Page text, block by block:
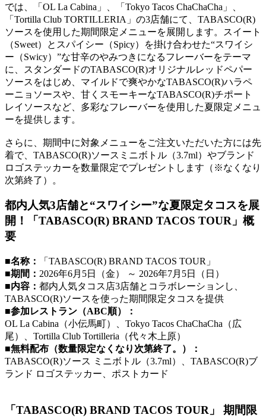
では、「OL La Cabina」、「Tokyo Tacos ChaChaCha」、
「Tortilla Club TORTILLERIA」の3店舗にて、TABASCO(R)
ソースを使用した期間限定メニューを展開します。スイート
（Sweet）とスパイシー（Spicy）を掛け合わせた“スワイシ
ー（Swicy）”な甘辛のやみつきになるフレーバーをテーマ
に、スタンダードのTABASCO(R)オリジナルレッドペパー
ソースをはじめ、マイルドで爽やかなTABASCO(R)ハラペ
ーニョソースや、甘くスモーキーなTABASCO(R)チポート
レイソースなど、多彩なフレーバーを使用した夏限定メニュ
ーを提供します。
さらに、期間中に対象メニューをご注文いただいた方には先
着で、TABASCO(R)ソースミニボトル（3.7ml）やブランド
ロゴステッカーを数量限定でプレゼントします（※なくなり
次第終了）。
都内人気3店舗と“スワイシー”な夏限定タコスを展
開！「TABASCO(R) BRAND TACOS TOUR」概
要
■名称：
「TABASCO(R) BRAND TACOS TOUR」
■期間： 2026年6月5日（金） ～ 2026年7月5日（日）
■内容： 都内人気タコス店3店舗とコラボレーションし、
TABASCO(R)ソースを使った期間限定タコスを提供
■参加レストラン（ABC順）：
OL La Cabina（小伝馬町）、Tokyo Tacos ChaChaCha（広
尾）、Tortilla Club Tortilleria（代々木上原）
■無料配布（数量限定なくなり次第終了。）：
TABASCO(R)ソース ミニボトル（3.7ml）、TABASCO(R)ブ
ランド ロゴステッカー、ポストカード
「TABASCO(R) BRAND TACOS TOUR」 期間限